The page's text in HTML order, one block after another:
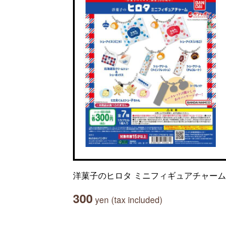
洋菓子のヒロタ ミニフィギュアチャーム
300 yen (tax included)